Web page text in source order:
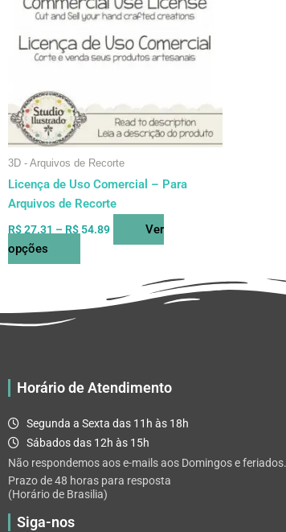
3D - Arquivos de Recorte
Licença de Uso Comercial – Para
Arquivos de Recorte
R$27.31 – R$ 54.89
R$ 54.89
Ver
opções
variantes.
As
opções
escolhidas
produto
Horário de Atendimento
Segunda a Sexta das 11h às 18h
Sábados das 12h às 15h
Não respondemos aos e-mails aos Domingos e feriados.
Prazo de 48 horas para resposta
(Horário de Brasilia)
Siga-nos